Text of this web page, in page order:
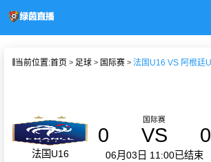
当前位置:首页 足球 国际赛
法国U16
国际赛
0 VS 0
06月03日 11:00已结束